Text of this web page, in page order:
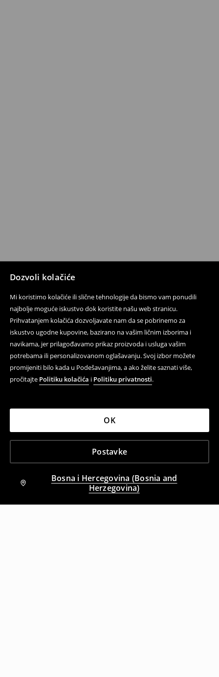
Dozvoli kolačiće
Mi koristimo kolačiće ili slične tehnologije da bismo vam ponudili
najbolje moguće iskustvo dok koristite našu web stranicu.
Prihvatanjem kolačića dozvoljavate nam da se pobrinemo za
iskustvo ugodne kupovine, bazirano na vašim ličnim izborima i
navikama, jer prilagođavamo prikaz proizvoda i usluga vašim
potrebama ili personalizovanom oglašavanju. Svoj izbor možete
promijeniti bilo kada u Podešavanjima, a ako želite saznati više,
pročitajte Politiku kolačića i Politiku privatnosti.
Postavke
OK
Bosna i Hercegovina (Bosnia and
Herzegovina)